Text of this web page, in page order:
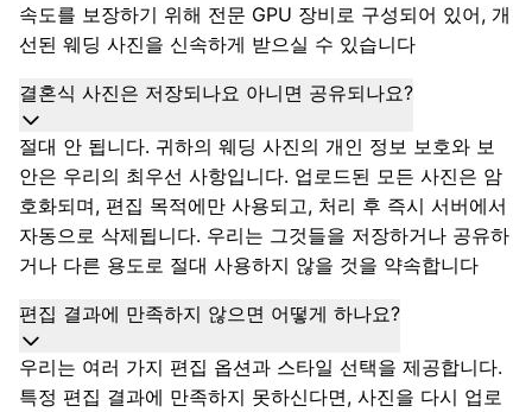
속도를 보장하기 위해 전문 GPU 장비로 구성되어 있어, 개
선된 웨딩 사진을 신속하게 받으실 수 있습니다
결혼식 사진은 저장되나요 아니면 공유되나요?
절대 안 됩니다. 귀하의 웨딩 사진의 개인 정보 보호와 보
안은 우리의 최우선 사항입니다. 업로드된 모든 사진은 암
호화되며, 편집 목적에만 사용되고, 처리 후 즉시 서버에서
자동으로 삭제됩니다. 우리는 그것들을 저장하거나 공유하
거나 다른 용도로 절대 사용하지 않을 것을 약속합니다
편집 결과에 만족하지 않으면 어떻게 하나요?
우리는 여러 가지 편집 옵션과 스타일 선택을 제공합니다.
특정 편집 결과에 만족하지 못하신다면, 사진을 다시 업로